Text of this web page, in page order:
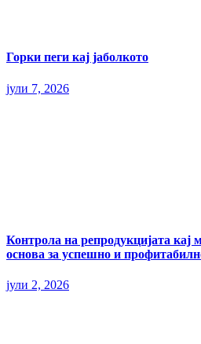
Горки пеги кај јаболкото
јули 7, 2026
Контрола на репродукцијата кај
основа за успешно и
јули 2, 2026